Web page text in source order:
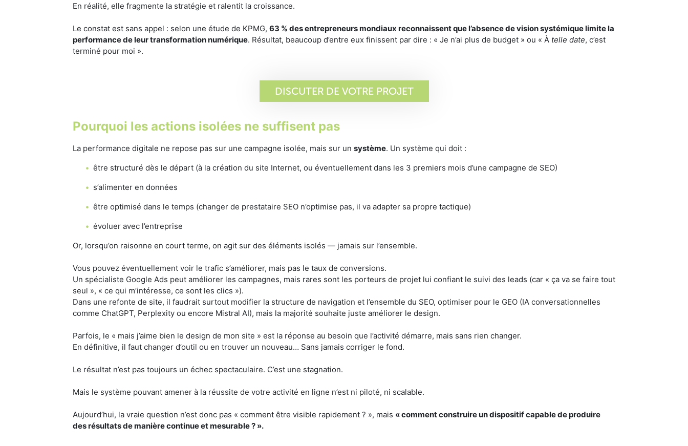
En réalité, elle fragmente la stratégie et ralentit la croissance.
Le constat est sans appel : selon une étude de KPMG, 63 % des entrepreneurs mondiaux reconnaissent que l’absence de vision systémique limite la
performance de leur transformation numérique. Résultat, beaucoup d’entre eux finissent par dire : « Je n’ai plus de budget » ou « À telle date, c’est
terminé pour moi ».
DISCUTER DE VOTRE PROJET
Pourquoi les actions isolées ne suffisent pas
La performance digitale ne repose pas sur une campagne isolée, mais sur un système. Un système qui doit :
être structuré dès le départ (à la création du site Internet, ou éventuellement dans les 3 premiers mois d’une campagne de SEO)
s’alimenter en données
être optimisé dans le temps (changer de prestataire SEO n’optimise pas, il va adapter sa propre tactique)
évoluer avec l’entreprise
Or, lorsqu’on raisonne en court terme, on agit sur des éléments isolés — jamais sur l’ensemble.
Vous pouvez éventuellement voir le trafic s’améliorer, mais pas le taux de conversions.
Un spécialiste Google Ads peut améliorer les campagnes, mais rares sont les porteurs de projet lui confiant le suivi des leads (car « ça va se faire tout
seul », « ce qui m’intéresse, ce sont les clics »).
Dans une refonte de site, il faudrait surtout modifier la structure de navigation et l’ensemble du SEO, optimiser pour le GEO (IA conversationnelles
comme ChatGPT, Perplexity ou encore Mistral AI), mais la majorité souhaite juste améliorer le design.
Parfois, le « mais j’aime bien le design de mon site » est la réponse au besoin que l’activité démarre, mais sans rien changer.
En définitive, il faut changer d’outil ou en trouver un nouveau… Sans jamais corriger le fond.
Le résultat n’est pas toujours un échec spectaculaire. C’est une stagnation.
Mais le système pouvant amener à la réussite de votre activité en ligne n’est ni piloté, ni scalable.
Aujourd’hui, la vraie question n’est donc pas « comment être visible rapidement ? », mais « comment construire un dispositif capable de produire
des résultats de manière continue et mesurable ? ».